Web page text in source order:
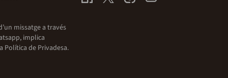
missatge a través
implica
Política de Privadesa.